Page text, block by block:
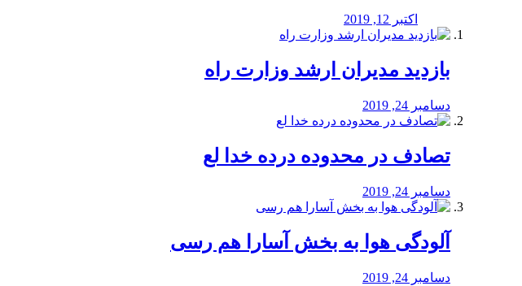
اکتبر 12, 2019
بازدید مدیران ارشد وزارت راه
دسامبر 24, 2019
تصادف در محدوده درده خدا لع
دسامبر 24, 2019
آلودگی هوا به بخش آسارا هم رسی
دسامبر 24, 2019